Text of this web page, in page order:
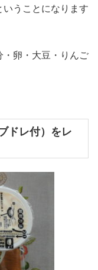
うことになります
・卵・大豆・りんご
ドレ付）をレ